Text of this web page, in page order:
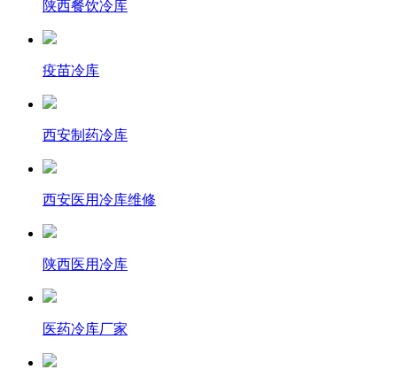
陕西餐饮冷库
疫苗冷库
西安制药冷库
西安医用冷库维修
陕西医用冷库
医药冷库厂家